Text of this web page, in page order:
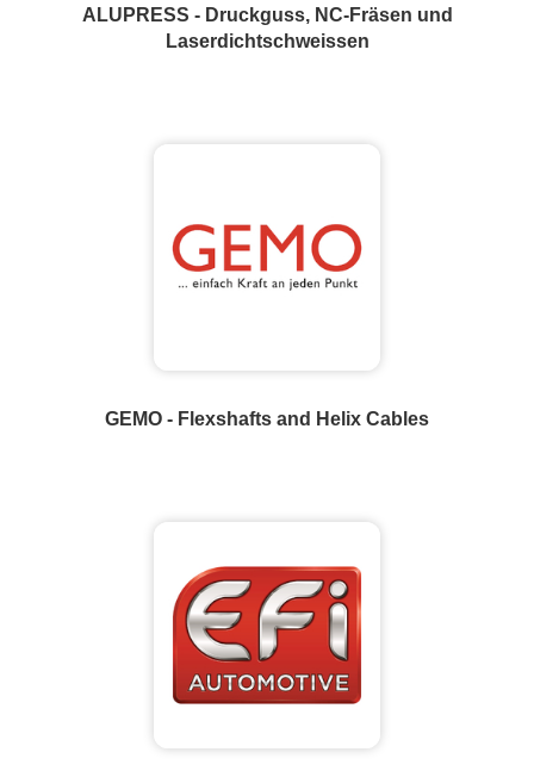
ALUPRESS - Druckguss, NC-Fräsen und
Laserdichtschweissen
GEMO - Flexshafts and Helix Cables